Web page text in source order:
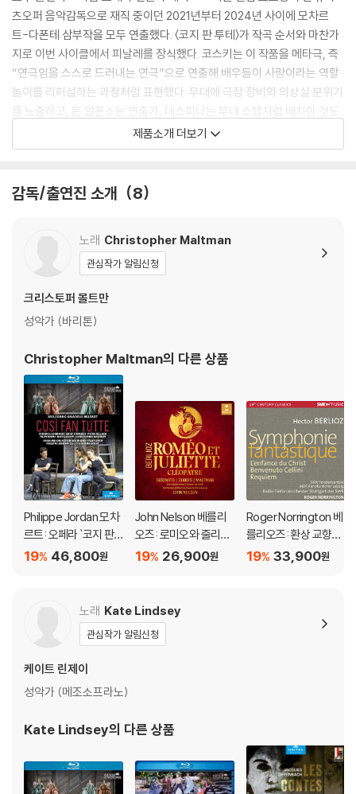
츠오퍼 음악감독으로 재직 중이던 2021년부터 2024년 사이에 모차르
트-다폰테 삼부작을 모두 연출했다. 〈코지 판 투테〉가 작곡 순서와 마찬가
지로 이번 사이클에서 피날레를 장식했다. 코스키는 이 작품을 메타극, 즉
“연극임을 스스로 드러내는 연극”으로 연출해 배우들이 사랑이라는 역할
놀이를 리허설하는 과정처럼 표현했다. 무대에 극장 장비와 의상실 분위기
를 노출하고, 돈 알폰소는 연출가, 데스피나는 무대 스탭처럼 배치한 것도
메타극적 장치다. 필립 조르당은 투명한 음향과 유연성으로 연출과 긴밀하
게 호흡하고, 크리스토퍼 몰트만과 케이트 린지의 능청스런 연기, 품위와
출중하다.
- '다 폰테 사이클'이란 볼프강 아마데우스 모차르트가 베네치아 출신의 대
지막 작품인 〈코지 판 투테〉(1787)는 다 폰테가 “두 남자가 변장해 연인의
정절을 시험한다.”는 전통적인 모티프와 당대 유럽의 희극 관습을 조합해
서 세 작품 중 가장 부파답다고 할 수 있다.
- 배리 코스키의 〈코지 판 투테〉는 “오페라를 만드는 과정” 자체를 무대 위
에서 보여주는 메타극(meta-theatre)적 해석이다. 작품 전체를 하나의
“리허설 공간”으로 바꾸어 놓은 설정이 연출의 핵심이다. 원래 대본의 나
폴리 상류 사회 대신 무대는 분장실, 연습실 분위기로 대체된다. 등장인물
들은 배우이면서 동시에 역할 속 인물들이다. 특히 돈 알폰소는 사랑의 실
험을 설계하는 동시에 배우들의 감정을 끊임없이 유도하는 일종의 연출가,
조종자처럼 기능한다. 이 작품이 본질적으로 지닌 불편함인 여성 비하, 감
정 조작, 관계의 잔혹성을 “연극 놀이”의 형식에 밀어 넣으면서 더욱 날카
롭게 드러낸다. 무대에서는 현실과 연기가 계속 뒤섞이는데, 처음에는 등
명처럼 2막으로 가면 희극성보다 심리적 균열이 훨씬 두드러진다. 코스키
특유의 “끊임없는 움직임”도 두드러져서 등장인물들은 거의 쉬지 않고 무
대를 가로지르고, 서로를 관찰하고, 의상을 갈아입고, 역할을 시험한다. 이
때문에 공연 전체가 살아 있는 리허설처럼 보인다. 무대 디자인 역시 텅 빈
회색 공간과 노출된 극장 장치들이 중심이 되어 실험실 안에서 감정을 관
않는다. 게임은 끝났지만 인물들은 이전으로 돌아갈 수 없어 보이는 것이
DVD/ Blu-ray 구매시 참고 사항 안내드립니다.
제품소개 더보기
감독/출연진 소개 8
노래 Christopher Maltman
관심작가 알림신청
크리스토퍼 몰트만
성악가 (바리톤)
Christopher Maltman의 다른 상품
Philippe Jordan 모차
르트: 오페라 `코지 판
투테` (Mozart: Oper
46,800원
19%
John Nelson 베를리
오즈: 로미오와 줄리엣
(Berlioz: Romeo et J
26,900원
19%
Roger Norrington 베
를리오즈: 환상 교향곡,
레퀴엠, 그리스도의 어
33,900원
19%
노래 Kate Lindsey
관심작가 알림신청
케이트 린제이
성악가 (메조소프라노)
Kate Lindsey의 다른 상품